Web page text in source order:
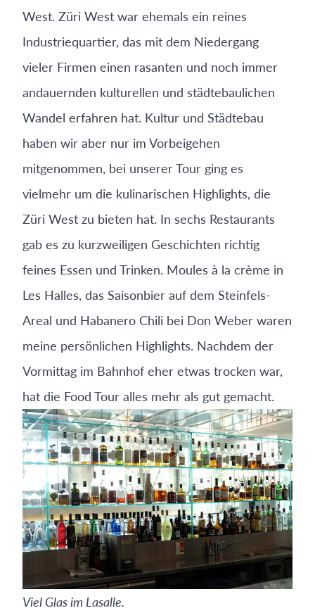
West. Züri West war ehemals ein reines
Industriequartier, das mit dem Niedergang
vieler Firmen einen rasanten und noch immer
andauernden kulturellen und städtebaulichen
Wandel erfahren hat. Kultur und Städtebau
haben wir aber nur im Vorbeigehen
mitgenommen, bei unserer Tour ging es
vielmehr um die kulinarischen Highlights, die
Züri West zu bieten hat. In sechs Restaurants
gab es zu kurzweiligen Geschichten richtig
feines Essen und Trinken. Moules à la crème in
Les Halles, das Saisonbier auf dem Steinfels-
Areal und Habanero Chili bei Don Weber waren
meine persönlichen Highlights. Nachdem der
Vormittag im Bahnhof eher etwas trocken war,
hat die Food Tour alles mehr als gut gemacht.
Viel Glas im Lasalle.